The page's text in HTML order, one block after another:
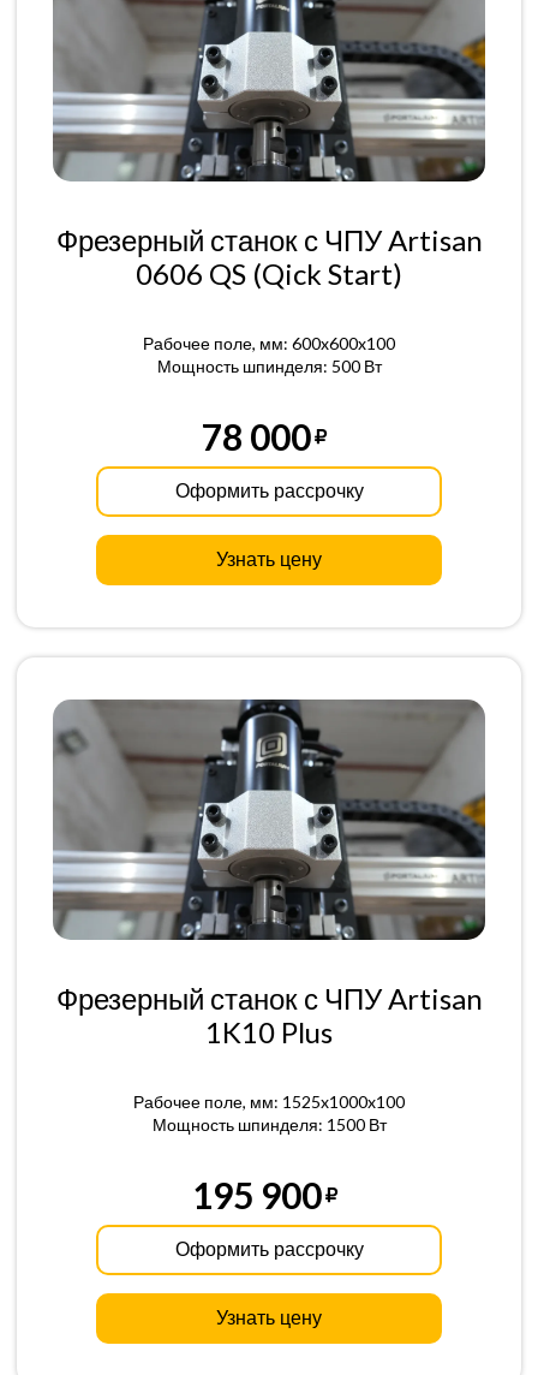
Фрезерный станок с ЧПУ Artisan
0606 QS (Qick Start)
Рабочее поле, мм: 600x600x100
Мощность шпинделя: 500 Вт
78 000
Оформить рассрочку
Узнать цену
Фрезерный станок с ЧПУ Artisan
1K10 Plus
Рабочее поле, мм: 1525x1000x100
Мощность шпинделя: 1500 Вт
195 900
Оформить рассрочку
Узнать цену